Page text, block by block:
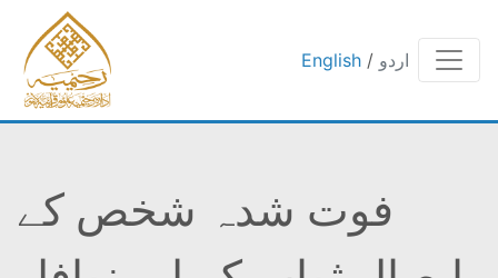
English / اردو
فوت شدہ شخص کے